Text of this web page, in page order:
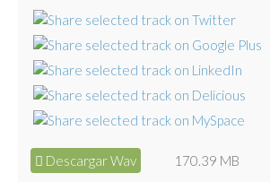
Descargar Wav 170.39 MB